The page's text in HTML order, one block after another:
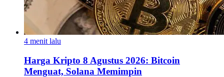
4 menit lalu
Harga Kripto 8 Agustus 2026: Bitcoin
Menguat, Solana Memimpin